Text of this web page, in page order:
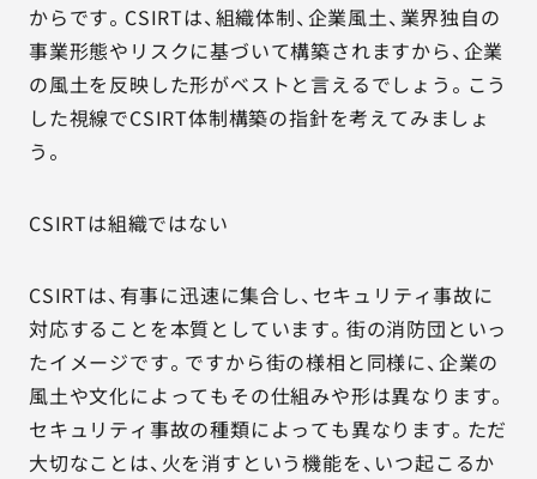
からです。CSIRTは、組織体制、企業風土、業界独自の
事業形態やリスクに基づいて構築されますから、企業
の風土を反映した形がベストと言えるでしょう。こう
した視線でCSIRT体制構築の指針を考えてみましょ
う。
CSIRTは組織ではない
CSIRTは、有事に迅速に集合し、セキュリティ事故に
対応することを本質としています。街の消防団といっ
たイメージです。ですから街の様相と同様に、企業の
風土や文化によってもその仕組みや形は異なります。
セキュリティ事故の種類によっても異なります。ただ
大切なことは、火を消すという機能を、いつ起こるか